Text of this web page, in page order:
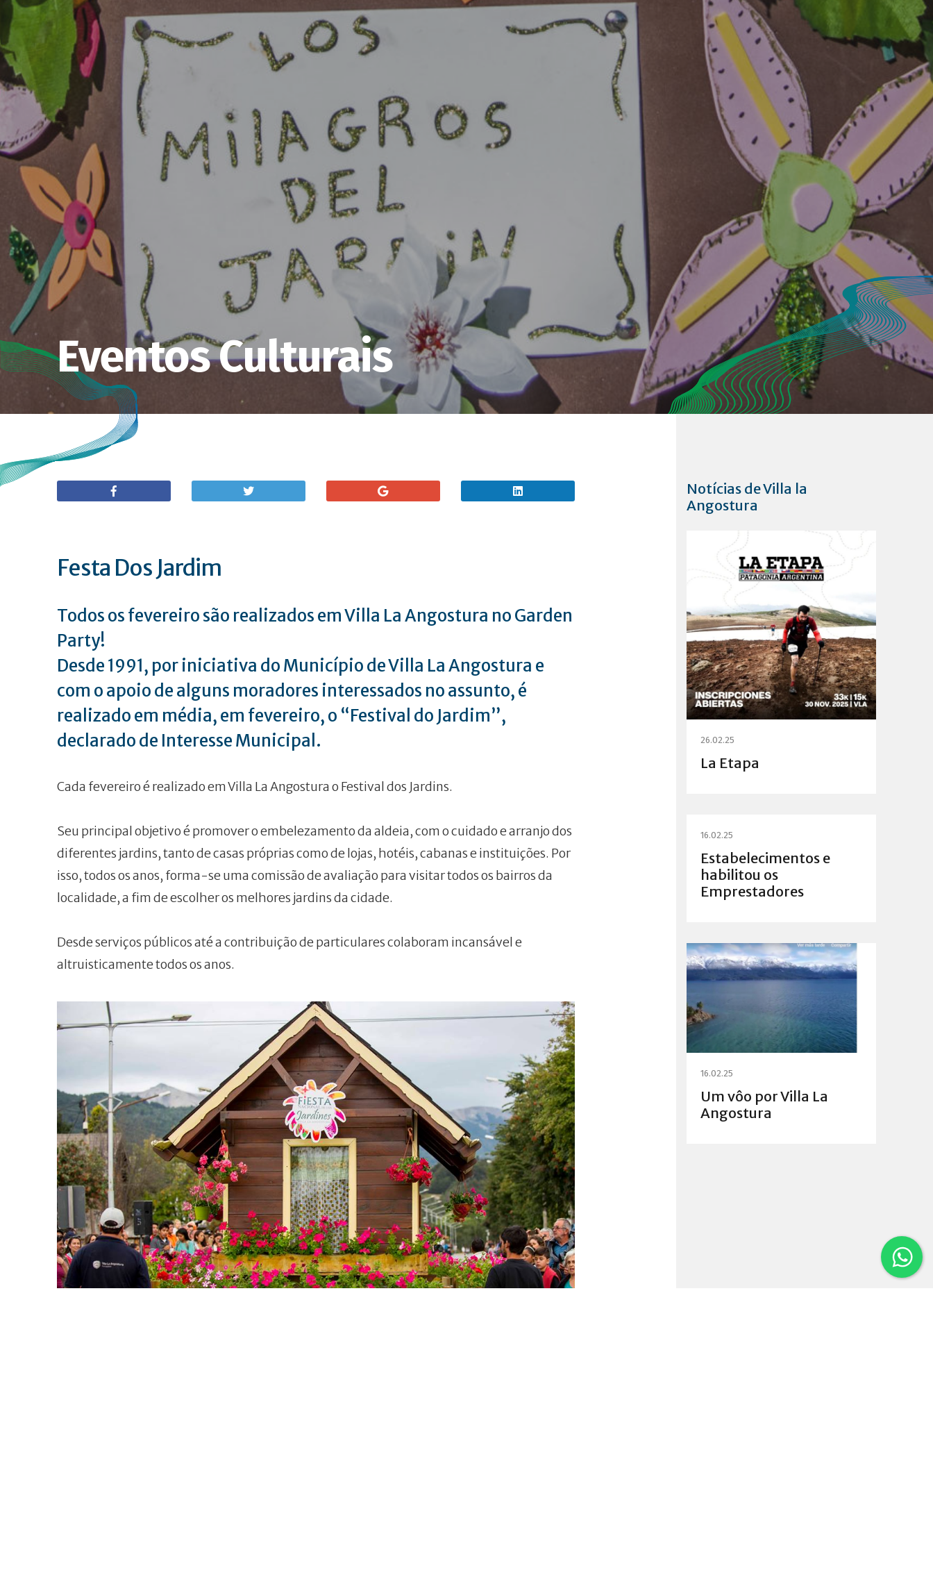
Eventos Culturais
Festa Dos Jardim
Todos os fevereiro são realizados em Villa La Angostura no Garden
Party!
Desde 1991, por iniciativa do Município de Villa La Angostura e
com o apoio de alguns moradores interessados ​​no assunto, é
realizado em média, em fevereiro, o “Festival do Jardim”,
declarado de Interesse Municipal.
Cada fevereiro é realizado em Villa La Angostura o Festival dos Jardins.
Seu principal objetivo é promover o embelezamento da aldeia, com o cuidado e arranjo dos
diferentes jardins, tanto de casas próprias como de lojas, hotéis, cabanas e instituições. Por
isso, todos os anos, forma-se uma comissão de avaliação para visitar todos os bairros da
localidade, a fim de escolher os melhores jardins da cidade.
Desde serviços públicos até a contribuição de particulares colaboram incansável e
altruisticamente todos os anos.
Notícias de Villa la
Angostura
26.02.25
La Etapa
16.02.25
Estabelecimentos e
habilitou os
Emprestadores
16.02.25
Um vôo por Villa La
Angostura